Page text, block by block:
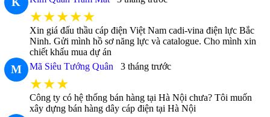
★★★★★
Xin giá đấu thầu cáp điện Việt Nam cadi-vina điện lực Bắc
Ninh. Gửi mình hồ sơ năng lực và catalogue. Cho mình xin
chiết khấu mua dự án
M Mã Siêu Tướng Quân 3 tháng trước
★★★
Công ty có hệ thống bán hàng tại Hà Nội chưa? Tôi muốn
xây dựng bán hàng dây cáp điện tại Hà Nội